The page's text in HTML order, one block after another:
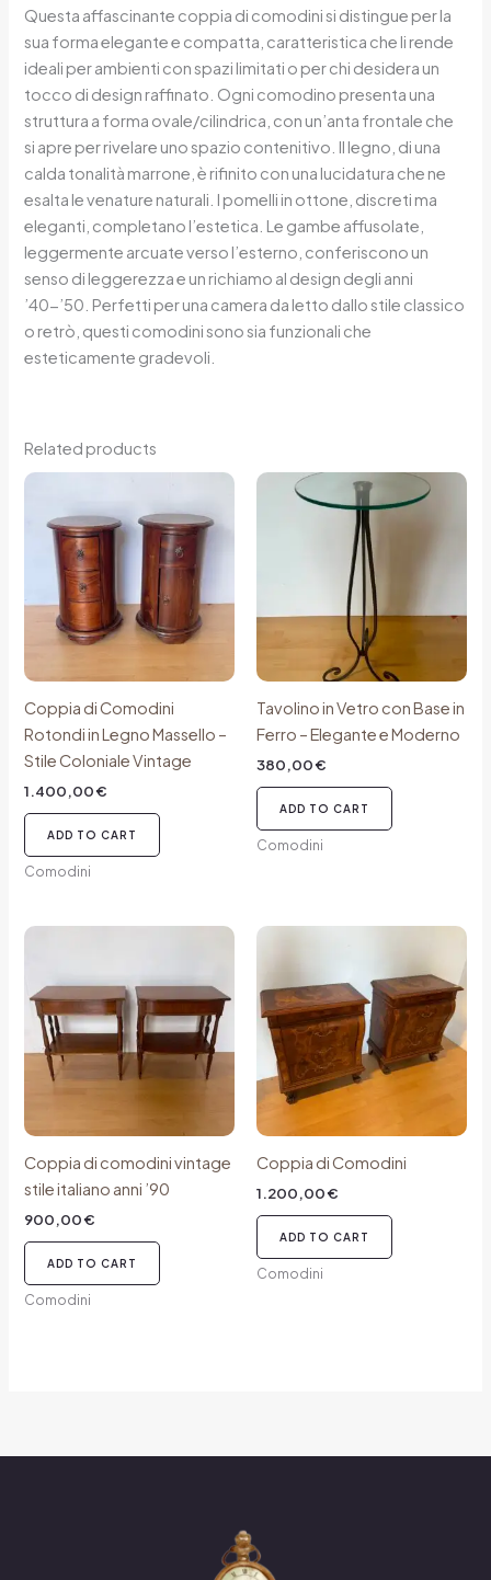
Questa affascinante coppia di comodini si distingue per la
sua forma elegante e compatta, caratteristica che li rende
ideali per ambienti con spazi limitati o per chi desidera un
tocco di design raffinato. Ogni comodino presenta una
struttura a forma ovale/cilindrica, con un’anta frontale che
si apre per rivelare uno spazio contenitivo. Il legno, di una
calda tonalità marrone, è rifinito con una lucidatura che ne
esalta le venature naturali. I pomelli in ottone, discreti ma
eleganti, completano l’estetica. Le gambe affusolate,
leggermente arcuate verso l’esterno, conferiscono un
senso di leggerezza e un richiamo al design degli anni
’40-’50. Perfetti per una camera da letto dallo stile classico
o retrò, questi comodini sono sia funzionali che
esteticamente gradevoli.
Related products
Coppia di Comodini
Rotondi in Legno Massello –
Stile Coloniale Vintage
1.400,00€
ADD TO CART
Comodini
Tavolino in Vetro con Base in
Ferro – Elegante e Moderno
380,00€
ADD TO CART
Comodini
Coppia di comodini vintage
stile italiano anni ’90
900,00€
ADD TO CART
Comodini
Coppia di Comodini
1.200,00€
ADD TO CART
Comodini